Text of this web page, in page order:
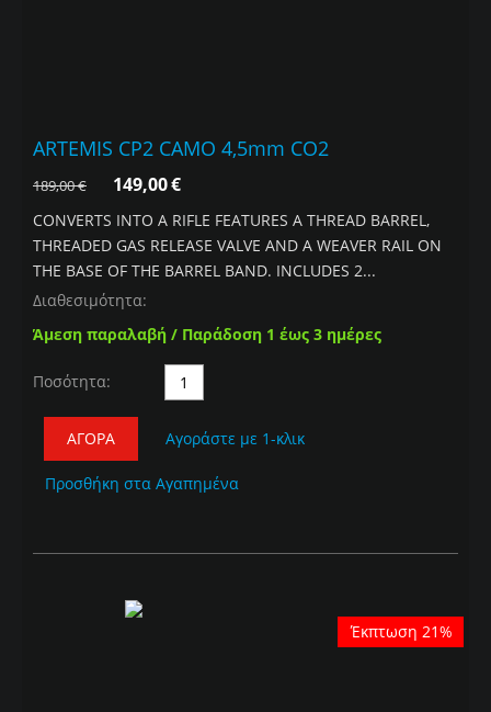
ARTEMIS CP2 CAMO 4,5mm CO2
189,00€ 149,00€
CONVERTS INTO A RIFLE FEATURES A THREAD BARREL,
THREADED GAS RELEASE VALVE AND A WEAVER RAIL ON
THE BASE OF THE BARREL BAND. INCLUDES 2...
Διαθεσιμότητα:
Άμεση παραλαβή / Παράδοση 1 έως 3 ημέρες
Ποσότητα:
ΑΓΟΡΆ Αγοράστε με 1-κλικ
Προσθήκη στα Αγαπημένα
Έκπτωση 21%